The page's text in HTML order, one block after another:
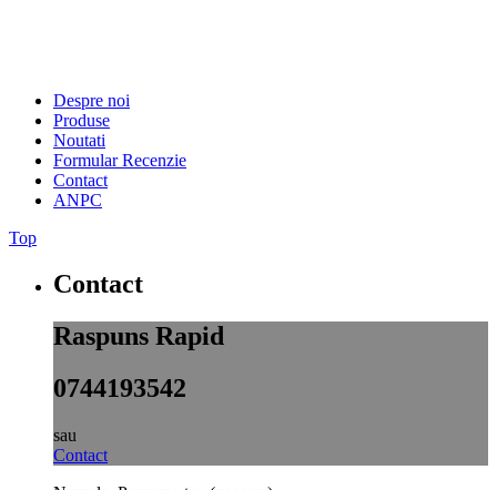
Despre noi
Produse
Noutati
Formular Recenzie
Contact
ANPC
Top
Contact
Raspuns Rapid
0744193542
sau
Contact